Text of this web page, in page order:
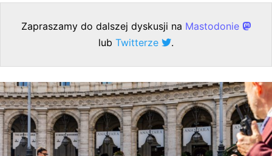
Zapraszamy do dalszej dyskusji na Mastodonie
lub Twitterze .